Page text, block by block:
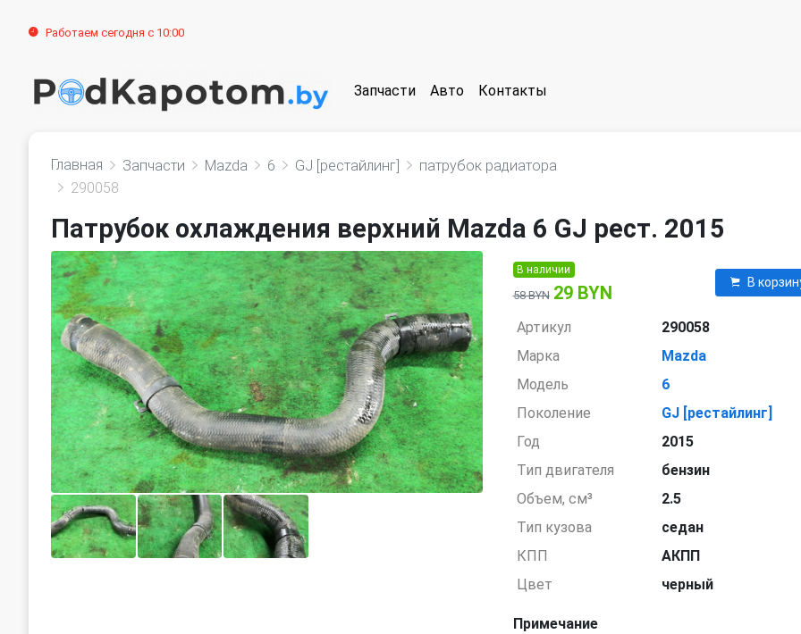
Работаем сегодня с 10:00
Запчасти Авто Контакты
Главная Запчасти Mazda 6 GJ [рестайлинг]
патрубок радиатора
290058
Патрубок охлаждения верхний Mazda 6 GJ рест. 2015
В наличии
58 BYN 29 BYN
В
Артикул
290058
Марка
Mazda
Модель
6
Поколение
GJ [рестайлинг]
Год
2015
Тип двигателя
бензин
Объем, см³
2.5
Тип кузова
седан
КПП
АКПП
Цвет
черный
Примечание